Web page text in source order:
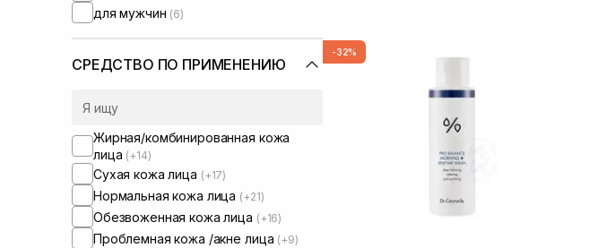
для мужчин (6)
СРЕДСТВО ПО ПРИМЕНЕНИЮ
Жирная/комбинированная кожа
лица (+14)
Сухая кожа лица (+17)
Нормальная кожа лица (+21)
Обезвоженная кожа лица (+16)
Проблемная кожа /акне лица (+9)
-32%